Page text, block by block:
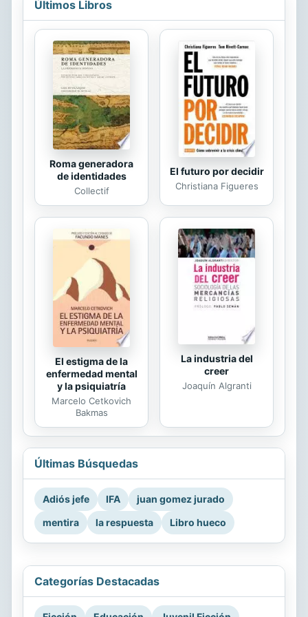
cosmovisiones.
Últimos Libros
Roma generadora
de identidades
Collectif
El futuro por decidir
Christiana Figueres
El estigma de la
enfermedad mental
y la psiquiatría
Marcelo Cetkovich
Bakmas
La industria del
creer
Joaquín Algranti
Últimas Búsquedas
Adiós jefe IFA
juan gomez jurado
mentira
la respuesta Libro hueco
Categorías Destacadas